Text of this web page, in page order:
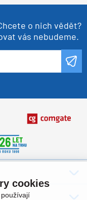
o nich vědět?
vás nebudeme.
cookies